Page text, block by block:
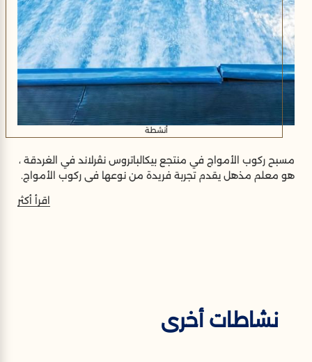
أنشطة
مسبح ركوب الأمواج في منتجع بيكالباتروس نڤرلاند في الغردقة ،
هو معلم مذهل يقدم تجربة فريدة من نوعها في ركوب الأمواج.
اقرأ أكثر
نشاطات أخرى